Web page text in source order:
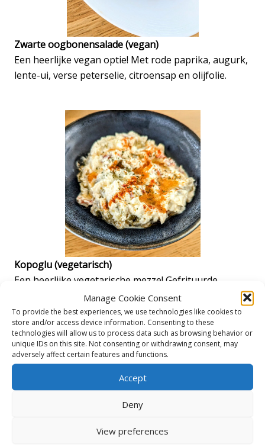
Manage Cookie Consent
To provide the best experiences, we use technologies like cookies to
store and/or access device information. Consenting to these
technologies will allow us to process data such as browsing behavior or
unique IDs on this site. Not consenting or withdrawing consent, may
adversely affect certain features and functions.
Accept
Deny
View preferences
Zwarte oogbonensalade (vegan)
Een heerlijke vegan optie! Met rode paprika, augurk,
lente-ui, verse peterselie, citroensap en olijfolie.
Kopoglu (vegetarisch)
Een heerlijke vegetarische mezze! Gefrituurde
groene, rode paprika en aubergine met
knoflookyoghurt.